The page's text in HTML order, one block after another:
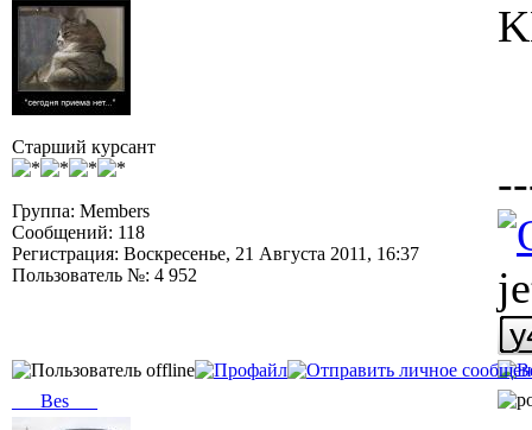
Старший курсант
Группа: Members
Сообщений: 118
Регистрация: Воскресенье, 21 Августа 2011, 16:37
Пользователь №: 4 952
___Bes___